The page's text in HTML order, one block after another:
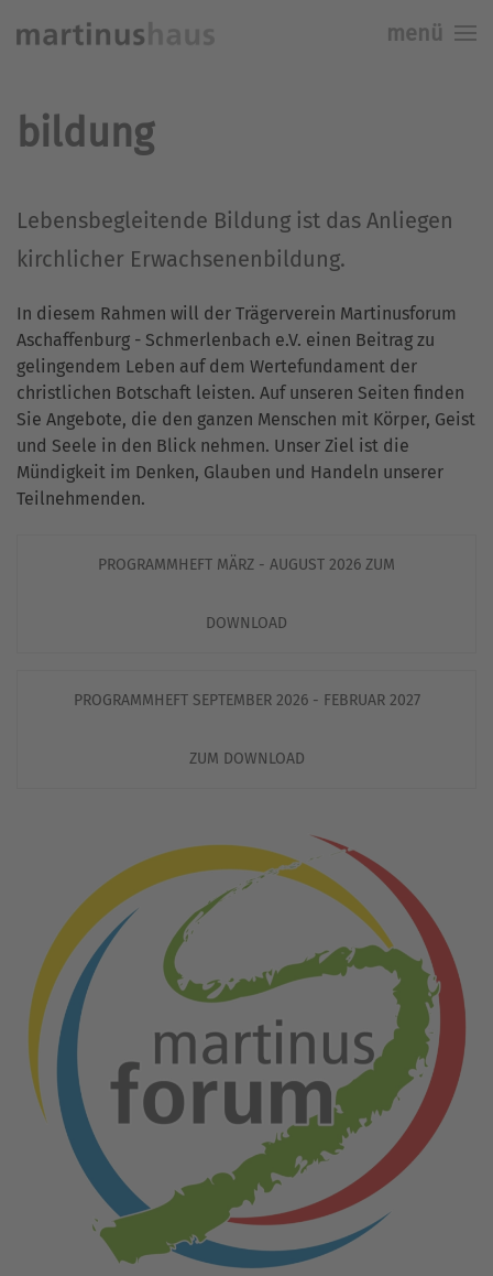
menü
bildung
Lebensbegleitende Bildung ist das Anliegen
kirchlicher Erwachsenenbildung.
In diesem Rahmen will der Trägerverein Martinusforum
Aschaffenburg - Schmerlenbach e.V. einen Beitrag zu
gelingendem Leben auf dem Wertefundament der
christlichen Botschaft leisten. Auf unseren Seiten finden
Sie Angebote, die den ganzen Menschen mit Körper, Geist
und Seele in den Blick nehmen. Unser Ziel ist die
Mündigkeit im Denken, Glauben und Handeln unserer
Teilnehmenden.
PROGRAMMHEFT MÄRZ - AUGUST 2026 ZUM
DOWNLOAD
PROGRAMMHEFT SEPTEMBER 2026 - FEBRUAR 2027
ZUM DOWNLOAD